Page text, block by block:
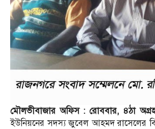
মৌলভীবাজার অফিস : রোববার, ৪ঠা
ইউনিয়নের সদস্য জুবেল আহমদ রাসেলের